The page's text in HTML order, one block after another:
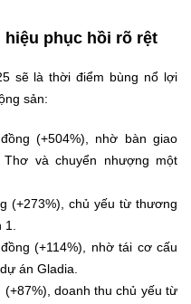
hiệu phục hồi rõ rệt
sẽ là thời điểm bùng nổ lợi
sản:
(+504%), nhờ bàn giao
Thơ và chuyển nhượng một
(+273%), chủ yếu từ thương
1.
(+114%), nhờ tái cơ cấu
án Gladia.
(+87%), doanh thu chủ yếu từ